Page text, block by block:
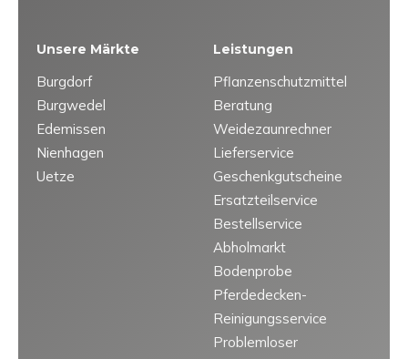
Unsere Märkte
Burgdorf
Burgwedel
Edemissen
Nienhagen
Uetze
Leistungen
Pflanzenschutzmittel
Beratung
Weidezaunrechner
Lieferservice
Geschenkgutscheine
Ersatzteilservice
Bestellservice
Abholmarkt
Bodenprobe
Pferdedecken-
Reinigungsservice
Problemloser